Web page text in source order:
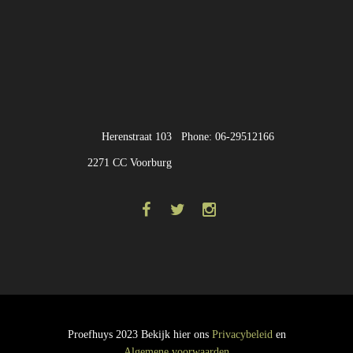
Phone: 06-29512166
Herenstraat 103
2271 CC Voorburg
Proefhuys 2023 Bekijk hier ons Privacybeleid en